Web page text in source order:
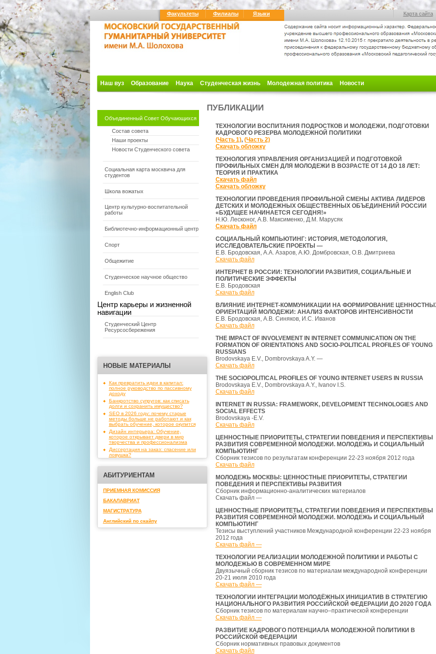
Факультеты Филиалы Языки Карта сайта
Наш вуз Образование Наука Студенческая жизнь Молодежная политика Новости
Объединенный Совет Обучающихся
Состав совета
Наши проекты
Новости Студенческого совета
Социальная карта москвича для
студентов
Школа вожатых
Центр культурно-воспитательной
работы
Библиотечно-информационный центр
Спорт
Общежитие
Студенческое научное общество
English Club
Центр карьеры и жизненной
навигации
Студенческий Центр
Ресурсосбережения
НОВЫЕ МАТЕРИАЛЫ
Как превратить идеи в капитал:
полное руководство по пассивному
доходу
Банкротство супругов: как списать
долги и сохранить имущество?
SEO в 2026 году: почему старые
методы больше не работают и как
выбрать обучение, которое окупится
Дизайн интерьера: Обучение,
которое открывает двери в мир
творчества и профессионализма
Диссертация на заказ: спасение или
ловушка?
АБИТУРИЕНТАМ
ПРИЕМНАЯ КОМИССИЯ
БАКАЛАВРИАТ
МАГИСТРАТУРА
Английский по скайпу
ПУБЛИКАЦИИ
ТЕХНОЛОГИИ ВОСПИТАНИЯ ПОДРОСТКОВ И МОЛОДЕЖИ, ПОДГОТОВКИ
КАДРОВОГО РЕЗЕРВА МОЛОДЕЖНОЙ ПОЛИТИКИ
(Часть 1), (Часть 2)
Скачать обложку
ТЕХНОЛОГИЯ УПРАВЛЕНИЯ ОРГАНИЗАЦИЕЙ И ПОДГОТОВКОЙ
ПРОФИЛЬНЫХ СМЕН ДЛЯ МОЛОДЕЖИ В ВОЗРАСТЕ ОТ 14 ДО 18 ЛЕТ:
ТЕОРИЯ И ПРАКТИКА
Скачать файл
Скачать обложку
ТЕХНОЛОГИИ ПРОВЕДЕНИЯ ПРОФИЛЬНОЙ СМЕНЫ АКТИВА ЛИДЕРОВ
ДЕТСКИХ И МОЛОДЕЖНЫХ ОБЩЕСТВЕННЫХ ОБЪЕДИНЕНИЙ РОССИИ
«БУДУЩЕЕ НАЧИНАЕТСЯ СЕГОДНЯ!»
Н.Ю. Лесконог, А.В. Максименко, Д.М. Марусяк
Скачать файл
СОЦИАЛЬНЫЙ КОМПЬЮТИНГ: ИСТОРИЯ, МЕТОДОЛОГИЯ,
ИССЛЕДОВАТЕЛЬСКИЕ ПРОЕКТЫ —
Е.В. Бродовская, А.А. Азаров, А.Ю. Домбровская, О.В. Дмитриева
Скачать файл
ИНТЕРНЕТ В РОССИИ: ТЕХНОЛОГИИ РАЗВИТИЯ, СОЦИАЛЬНЫЕ И
ПОЛИТИЧЕСКИЕ ЭФФЕКТЫ
Е.В. Бродовская
Скачать файл
ВЛИЯНИЕ ИНТЕРНЕТ-КОММУНИКАЦИИ НА ФОРМИРОВАНИЕ
ОРИЕНТАЦИЙ МОЛОДЕЖИ: АНАЛИЗ ФАКТОРОВ ИНТЕНСИВНОСТИ
Е.В. Бродовская, А.В. Синяков, И.С. Иванов
Скачать файл
THE IMPACT OF INVOLVEMENT IN INTERNET COMMUNICATION ON THE
FORMATION OF ORIENTATIONS AND SOCIO-POLITICAL PROFILES OF YOUNG
RUSSIANS
Brodovskaya E.V., Dombrovskaya A.Y. —
Скачать файл
THE SOCIOPOLITICAL PROFILES OF YOUNG INTERNET USERS IN RUSSIA
Brodovskaya E.V., Dombrovskaya A.Y., Ivanov I.S.
Скачать файл
INTERNET IN RUSSIA: FRAMEWORK, DEVELOPMENT TECHNOLOGIES AND
SOCIAL EFFECTS
Brodovskaya -E.V.
Скачать файл
ЦЕННОСТНЫЕ ПРИОРИТЕТЫ, СТРАТЕГИИ ПОВЕДЕНИЯ И ПЕРСПЕКТИВЫ
РАЗВИТИЯ СОВРЕМЕННОЙ МОЛОДЕЖИ. МОЛОДЕЖЬ И СОЦИАЛЬНЫЙ
КОМПЬЮТИНГ
Сборник тезисов по результатам конференции 22-23 ноября 2012 года
Скачать файл
МОЛОДЕЖЬ МОСКВЫ: ЦЕННОСТНЫЕ ПРИОРИТЕТЫ, СТРАТЕГИИ
ПОВЕДЕНИЯ И ПЕРСПЕКТИВЫ РАЗВИТИЯ
Сборник информационно-аналитических материалов
Скачать файл —
ЦЕННОСТНЫЕ ПРИОРИТЕТЫ, СТРАТЕГИИ ПОВЕДЕНИЯ И ПЕРСПЕКТИВЫ
РАЗВИТИЯ СОВРЕМЕННОЙ МОЛОДЕЖИ. МОЛОДЕЖЬ И СОЦИАЛЬНЫЙ
КОМПЬЮТИНГ
Тезисы выступлений участников Международной конференции 22-23 ноября
2012 года
Скачать файл —
ТЕХНОЛОГИИ РЕАЛИЗАЦИИ МОЛОДЕЖНОЙ ПОЛИТИКИ И РАБОТЫ С
МОЛОДЕЖЬЮ В СОВРЕМЕННОМ МИРЕ
Двуязычный сборник тезисов по материалам международной конференции
20-21 июля 2010 года
Скачать файл —
ТЕХНОЛОГИИ ИНТЕГРАЦИИ МОЛОДЁЖНЫХ ИНИЦИАТИВ В СТРАТЕГИЮ
НАЦИОНАЛЬНОГО РАЗВИТИЯ РОССИЙСКОЙ ФЕДЕРАЦИИ ДО 2020 ГОДА
Сборник тезисов по материалам научно–практической конференции
Скачать файл —
РАЗВИТИЕ КАДРОВОГО ПОТЕНЦИАЛА МОЛОДЕЖНОЙ ПОЛИТИКИ В
РОССИЙСКОЙ ФЕДЕРАЦИИ
Сборник нормативных правовых документов
Скачать файл